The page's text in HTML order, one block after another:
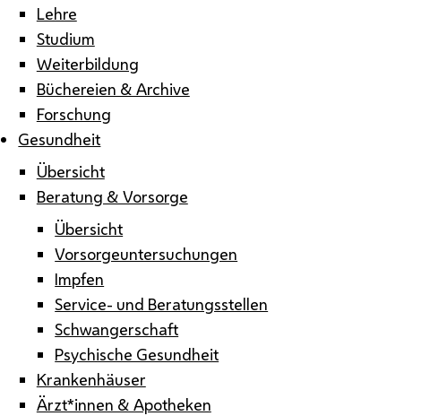
Lehre
Studium
Weiterbildung
Büchereien & Archive
Forschung
Gesundheit
Übersicht
Beratung & Vorsorge
Übersicht
Vorsorgeuntersuchungen
Impfen
Service- und Beratungsstellen
Schwangerschaft
Psychische Gesundheit
Krankenhäuser
Ärzt*innen & Apotheken